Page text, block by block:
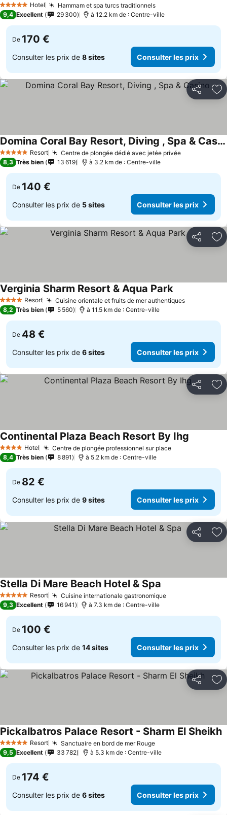
5 Étoiles Hotel Hammam et spa turcs traditionnels
9,4 Excellent 29 300 à 12.2 km de : Centre-ville
De 170 €
Consulter les prix de 8 sites Consulter les prix
Partager
5 Étoiles Resort Centre de plongée dédié avec jetée privée
Domina Coral Bay Resort, Diving , Spa & Casino
8,3 Très bien 13 619 à 3.2 km de : Centre-ville
De 140 €
Consulter les prix de 5 sites Consulter les prix
Partager
4 Étoiles Resort Cuisine orientale et fruits de mer authentiques
Verginia Sharm Resort & Aqua Park
8,2 Très bien 5 560 à 11.5 km de : Centre-ville
De 48 €
Consulter les prix de 6 sites Consulter les prix
Partager
4 Étoiles Hotel Centre de plongée professionnel sur place
Continental Plaza Beach Resort By Ihg
8,4 Très bien 8 891 à 5.2 km de : Centre-ville
De 82 €
Consulter les prix de 9 sites Consulter les prix
Partager
5 Étoiles Resort Cuisine internationale gastronomique
Stella Di Mare Beach Hotel & Spa
9,3 Excellent 16 941 à 7.3 km de : Centre-ville
De 100 €
Consulter les prix de 14 sites Consulter les prix
Partager
5 Étoiles Resort Sanctuaire en bord de mer Rouge
Pickalbatros Palace Resort - Sharm El Sheikh
9,5 Excellent 33 782 à 5.3 km de : Centre-ville
De 174 €
Consulter les prix de 6 sites Consulter les prix